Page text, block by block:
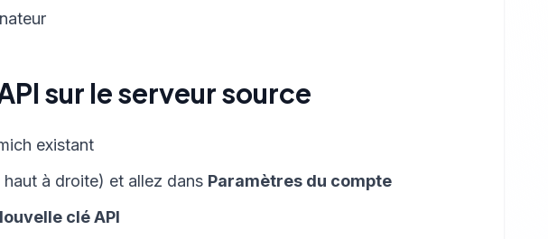
sur le serveur source
existant
à droite) et allez dans Paramètres du compte
clé API